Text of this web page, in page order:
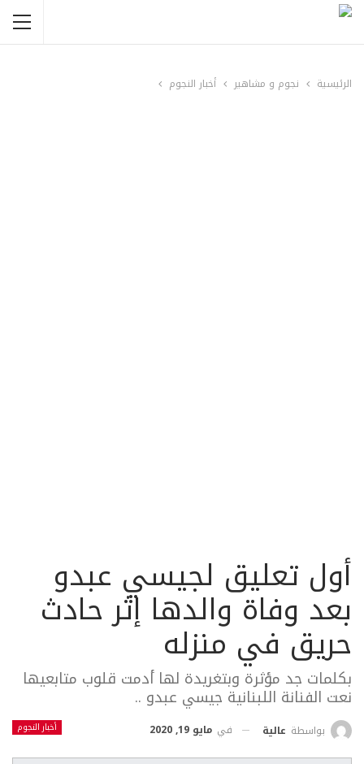
الرئيسية نجوم و مشاهير أخبار النجوم
أول تعليق لجيسي عبدو
بعد وفاة والدها إثر حادث
حريق في منزله
بكلمات جد مؤثرة وبتغريدة لها أدمت قلوب متابعيها
نعت الفنانة اللبنانية جيسي عبدو ..
أخبار النجوم بواسطة عالية في مايو 19, 2020